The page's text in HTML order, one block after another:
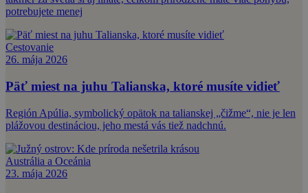
potrebujete menej
Cestovanie
26. mája 2026
Päť miest na juhu Talianska, ktoré musíte vidieť
Región Apúlia, symbolický opätok na talianskej „čižme“, nie je len
plážovou destináciou, jeho mestá vás tiež nadchnú.
Austrália a Oceánia
23. mája 2026